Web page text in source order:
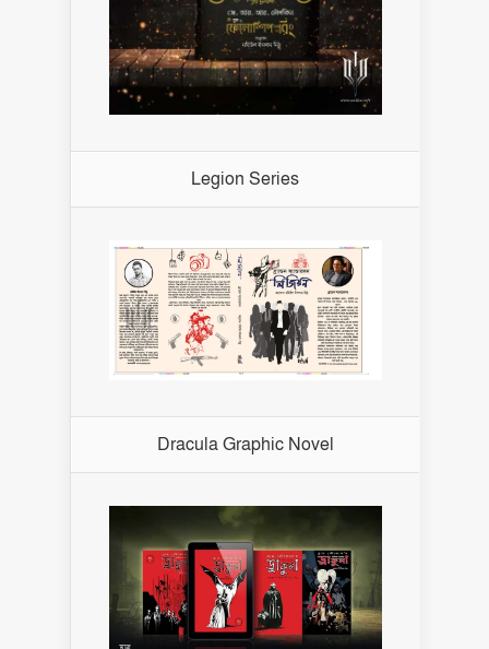
Legion Series
Dracula Graphic Novel